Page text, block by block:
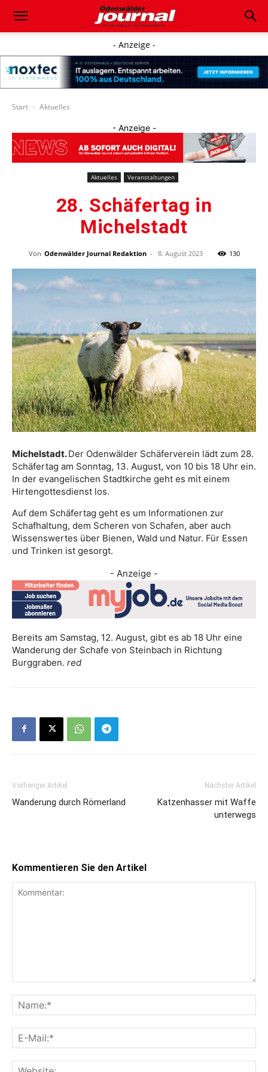
- Anzeige -
Start Aktuelles
- Anzeige -
Aktuelles Veranstaltungen
28. Schäfertag in
Michelstadt
Von Odenwälder Journal Redaktion - 8. August 2023 130
Michelstadt.Der Odenwälder Schäferverein lädt zum 28.
Schäfertag am Sonntag, 13. August, von 10 bis 18 Uhr ein.
In der evangelischen Stadtkirche geht es mit einem
Hirtengottesdienst los.
Auf dem Schäfertag geht es um Informationen zur
Schafhaltung, dem Scheren von Schafen, aber auch
Wissenswertes über Bienen, Wald und Natur. Für Essen
und Trinken ist gesorgt.
- Anzeige -
Bereits am Samstag, 12. August, gibt es ab 18 Uhr eine
Wanderung der Schafe von Steinbach in Richtung
Burggraben. red
Vorheriger Artikel
Wanderung durch Römerland
Nächster Artikel
Katzenhasser mit Waffe
unterwegs
Kommentieren Sie den Artikel